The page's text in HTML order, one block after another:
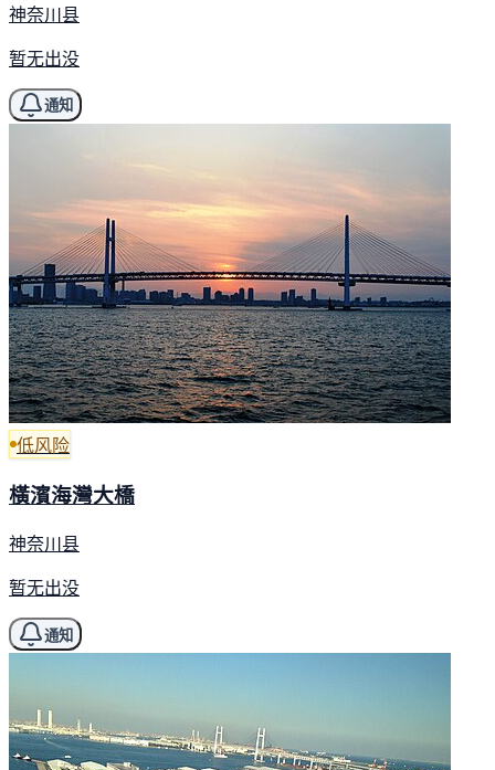
神奈川县
暂无出没
通知
低风险
橫濱海灣大橋
神奈川县
暂无出没
通知